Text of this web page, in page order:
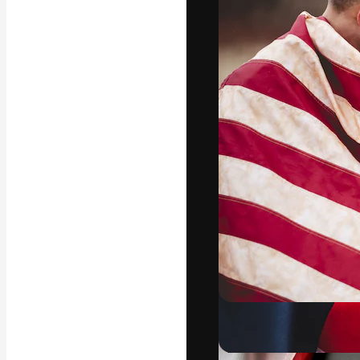
La
migliori lavori.
creativi,
Italiano
Copyright © 2010-